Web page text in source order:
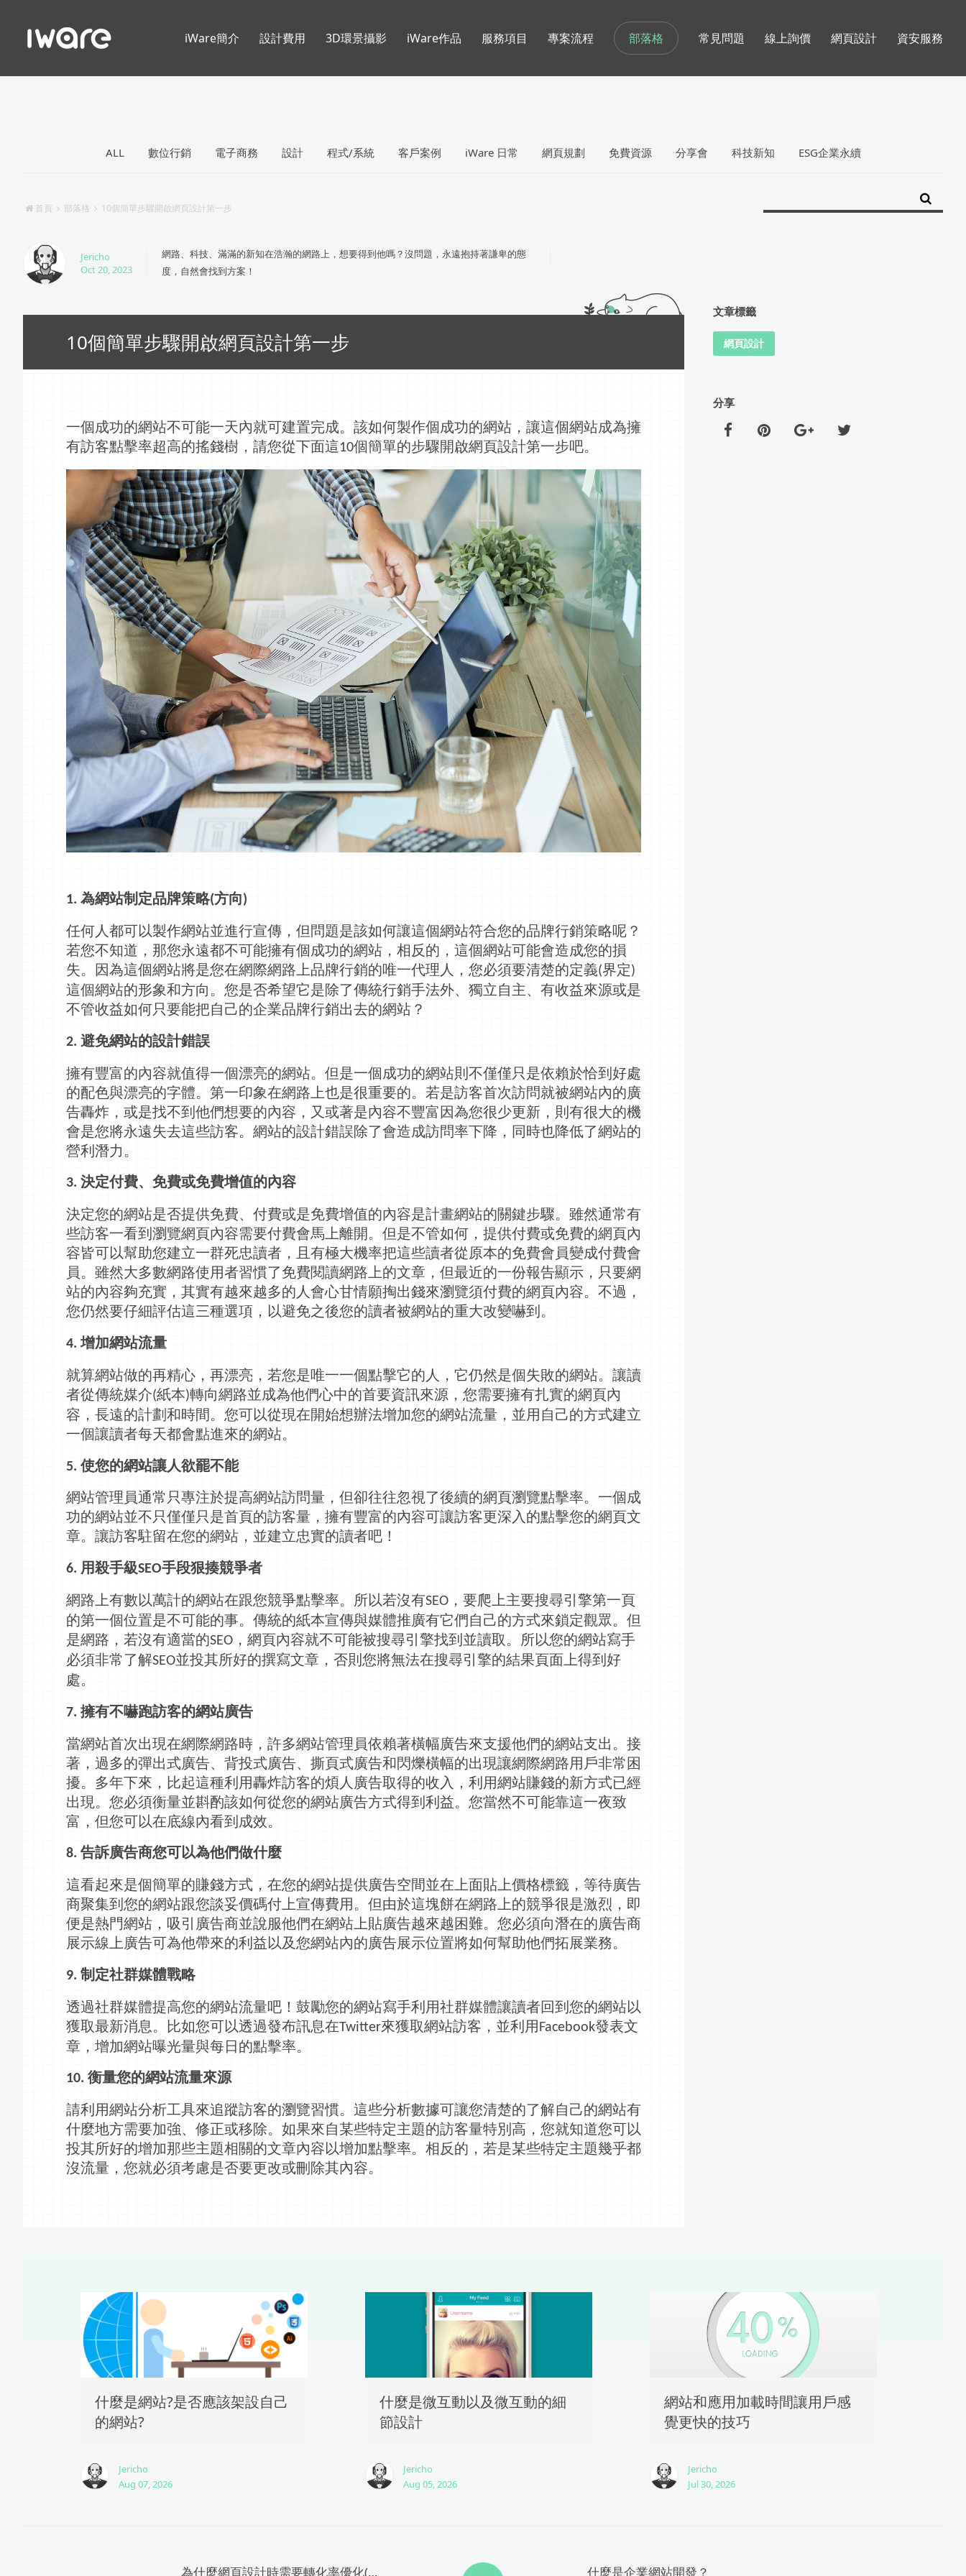
部落格
ALL 數位行銷 電子商務 設計 程式/系統 客戶案例 iWare 日常 網頁規劃 免費資源 分享會 科技新知 ESG企業永續
首頁 部落格 10個簡單步驟開啟網頁設計第一步
Jericho
Oct 20, 2023
網路、科技、滿滿的新知在浩瀚的網路上，想要得到他嗎？沒問題，永遠抱持著謙卑的態
度，自然會找到方案！
10個簡單步驟開啟網頁設計第一步
一個成功的網站不可能一天內就可建置完成。該如何製作個成功的網站，讓這個網站成為擁
有訪客點擊率超高的搖錢樹，請您從下面這 10個簡單的步驟開啟網頁設計第一步吧。
1. 為網站制定品牌策略(方向)
任何人都可以製作網站並進行宣傳，但問題是該如何讓這個網站符合您的品牌行銷策略呢？
若您不知道，那您永遠都不可能擁有個成功的網站，相反的，這個網站可能會造成您的損
失。因為這個網站將是您在網際網路 上品牌行銷的唯一代理人，您必須要清楚的定義(界定)
這個網站的形象和方向。您是否希望它是除了傳統行銷手法外、獨立自主、有收益來源或是
不管收益如何只要能把自己的企業品牌行銷出去的網站？
2. 避免網站的設計錯誤
擁有豐富的內容就值得一個漂亮的網站。但是一個成功的網站則不僅僅只是依賴於恰到好處
的配色與漂亮的字體。第一印象在網路 上也是很重要的。若是訪客首次訪問就被網站內的廣
告轟炸，或是找不到他們想要的內容，又或著是內容不豐富因為您很少更新，則有很大的機
會是您將永遠失去這些訪客。網站的設計錯誤除了會造成訪問率下降，同時也降低了網站的
營利潛力。
3. 決定付費、免費或免費增值的內容
決定您的網站是否提供免費、付費或是免費增值的內容是計畫網站的關鍵步驟。雖然通常有
些訪客一看到瀏覽網頁內容需要付費會馬上離開。但是不管如何，提供付費或免費的網頁內
容皆可以幫助您建立一群死忠讀者，且有極大機率把這些讀者從原本的免費會員變成付費會
員。雖然大多數網路使用者習慣了免費閱讀網路 上的文章，但最近的一份報告顯示，只要網
站的內容夠充實，其實有越來越多的人會心甘情願掏出錢來瀏覽須付費的網頁內容。不過，
您仍然要仔細評估這三種選項，以避免之後您的讀者被網站的重大改變嚇到。
4.增加網站流量
就算網站做的再精心，再漂亮，若您是唯一一個點擊它的人，它仍然是個失敗的網站。讓讀
者從傳統媒介(紙本)轉向網路並成為他們心中的首要資訊來源，您需要擁有扎實的網頁內
容，長遠的計劃和時間。您可以從現在開始想辦法增加您的網站流量，並用自己的方式建立
一個讓讀者每天都會點進來的網站。
5. 使您的網站讓人欲罷不能
網站管理員通常只專注於提高網站訪問量，但卻往往忽視了後續的網頁瀏覽點擊率。一個成
功的網站並不只僅僅只是首頁的訪客量，擁有豐富的內容可讓訪客更深入的點擊您的網頁文
章。讓訪客駐留在您的網站，並建立忠實的讀者吧！
6. 用殺手級SEO手段狠揍競爭者
網路 上有數以萬計的網站在跟您競爭點擊率。所以若沒有SEO ，要爬上主要搜尋引擎第一頁
的第一個位置是不可能的事。傳統的紙本宣傳與媒體推廣有它們自己的方式來鎖定觀眾。但
是網路 ，若沒有適當的SEO ，網頁內容就不可能被搜尋引擎找到並讀取。所以您的網站寫手
必須非常了解SEO並投其所好的撰寫文章，否則您將無法在搜尋引擎的結果頁面上得到好
處。
7. 擁有不嚇跑訪客的網站廣告
當網站首次出現在網際網路時，許多網站管理員依賴著橫幅廣告來支援他們的網站支出。接
著，過多的彈出式廣告、背投式廣告、撕頁式廣告和閃爍橫幅的出現讓網際網路用戶非常困
擾。多年下來，比起這種利用轟炸訪客的煩人廣告取得的收入，利用網站賺錢的新方式已經
出現。您必須衡量並斟酌該如何從您的網站廣告方式得到利益。您當然不可能靠這一夜致
富，但您可以在底線內看到成效。
8. 告訴廣告商您可以為他們做什麼
這看起來是個簡單的賺錢方式，在您的網站提供廣告空間並在上面貼上價格標籤，等待廣告
商聚集到您的網站跟您談妥價碼付上宣傳費用。但由於這塊餅在網路 上的競爭很是激烈，即
便是熱門網站，吸引廣告商並說服他們在網站上貼廣告越來越困難。您必須向潛在的廣告商
展示線上廣告可為他帶來的利益以及您網站內的廣告展示位置將如何幫助他們拓展業務。
9. 制定社群媒體戰略
透過社群媒體提高您的網站流量吧！鼓勵您的網站寫手利用社群媒體讓讀者回到您的網站以
獲取最新消息。比如您可以透過發布訊息在Twitter來獲取網站訪客，並利用 Facebook發表文
章，增加網站曝光量與每日的點擊率。
10. 衡量您的網站流量來源
請利用網站分析工具來追蹤訪客的瀏覽習慣。這些分析數據可讓您清楚的了解自己的網站有
什麼地方需要加強、修正或移除。如果來自某些特定主題的訪客量特別高，您就知道您可以
投其所好的增加那些主題相關的文章內容以增加點擊率。相反的，若是某些特定主題幾乎都
沒流量，您就必須考慮是否要更改或刪除其內容。
文章標籤
網頁設計
分享
什麼是網站?是否應該架設自己
的網站?
Jericho
Aug 07, 2026
什麼是微互動以及微互動的細
節設計
Jericho
Aug 05, 2026
網站和應用加載時間讓用戶感
覺更快的技巧
Jericho
Jul 30, 2026
為什麼網頁設計時需要轉化率優化(CRO)？ 什麼是企業網站開發？